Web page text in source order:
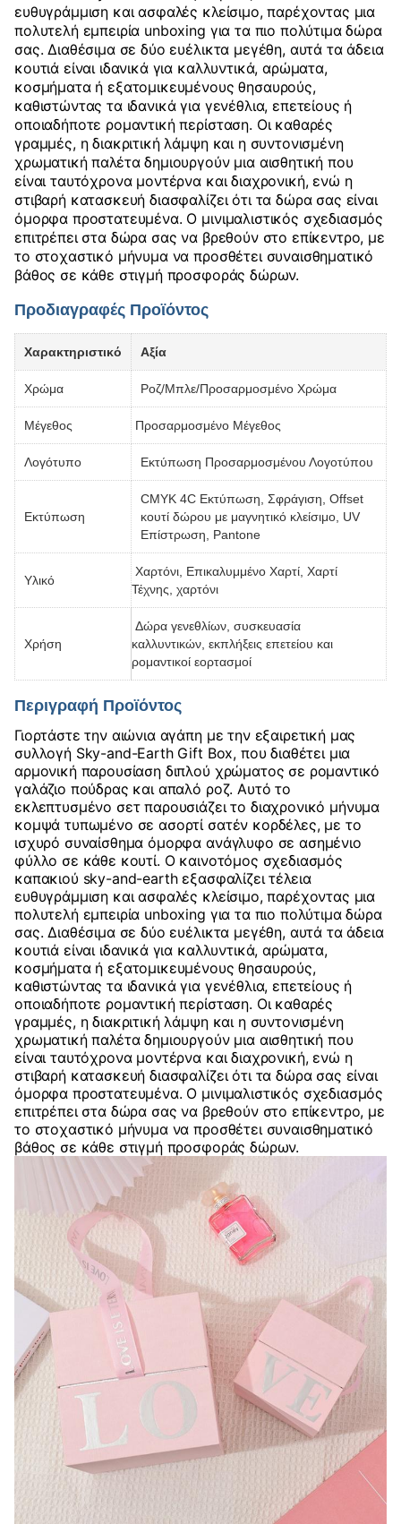
ευθυγράμμιση και ασφαλές κλείσιμο, παρέχοντας μια
πολυτελή εμπειρία unboxing για τα πιο πολύτιμα δώρα
σας. Διαθέσιμα σε δύο ευέλικτα μεγέθη, αυτά τα άδεια
κουτιά είναι ιδανικά για καλλυντικά, αρώματα,
κοσμήματα ή εξατομικευμένους θησαυρούς,
καθιστώντας τα ιδανικά για γενέθλια, επετείους ή
οποιαδήποτε ρομαντική περίσταση. Οι καθαρές
γραμμές, η διακριτική λάμψη και η συντονισμένη
χρωματική παλέτα δημιουργούν μια αισθητική που
είναι ταυτόχρονα μοντέρνα και διαχρονική, ενώ η
στιβαρή κατασκευή διασφαλίζει ότι τα δώρα σας είναι
όμορφα προστατευμένα. Ο μινιμαλιστικός σχεδιασμός
επιτρέπει στα δώρα σας να βρεθούν στο επίκεντρο, με
το στοχαστικό μήνυμα να προσθέτει συναισθηματικό
βάθος σε κάθε στιγμή προσφοράς δώρων.
Προδιαγραφές Προϊόντος
Χαρακτηριστικό Αξία
Χρώμα Ροζ/Μπλε/Προσαρμοσμένο Χρώμα
Μέγεθος Προσαρμοσμένο Μέγεθος
Λογότυπο Εκτύπωση Προσαρμοσμένου Λογοτύπου
Εκτύπωση
CMYK 4C Εκτύπωση, Σφράγιση, Offset
κουτί δώρου με μαγνητικό κλείσιμο, UV
Επίστρωση, Pantone
Υλικό
Χαρτόνι, Επικαλυμμένο Χαρτί, Χαρτί
Τέχνης, χαρτόνι
Χρήση
Δώρα γενεθλίων, συσκευασία
καλλυντικών, εκπλήξεις επετείου και
ρομαντικοί εορτασμοί
Περιγραφή Προϊόντος
Γιορτάστε την αιώνια αγάπη με την εξαιρετική μας
συλλογή Sky-and-Earth Gift Box, που διαθέτει μια
αρμονική παρουσίαση διπλού χρώματος σε ρομαντικό
γαλάζιο πούδρας και απαλό ροζ. Αυτό το
εκλεπτυσμένο σετ παρουσιάζει το διαχρονικό μήνυμα
κομψά τυπωμένο σε ασορτί σατέν κορδέλες, με το
ισχυρό συναίσθημα όμορφα ανάγλυφο σε ασημένιο
φύλλο σε κάθε κουτί. Ο καινοτόμος σχεδιασμός
καπακιού sky-and-earth εξασφαλίζει τέλεια
ευθυγράμμιση και ασφαλές κλείσιμο, παρέχοντας μια
πολυτελή εμπειρία unboxing για τα πιο πολύτιμα δώρα
σας. Διαθέσιμα σε δύο ευέλικτα μεγέθη, αυτά τα άδεια
κουτιά είναι ιδανικά για καλλυντικά, αρώματα,
κοσμήματα ή εξατομικευμένους θησαυρούς,
καθιστώντας τα ιδανικά για γενέθλια, επετείους ή
οποιαδήποτε ρομαντική περίσταση. Οι καθαρές
γραμμές, η διακριτική λάμψη και η συντονισμένη
χρωματική παλέτα δημιουργούν μια αισθητική που
είναι ταυτόχρονα μοντέρνα και διαχρονική, ενώ η
στιβαρή κατασκευή διασφαλίζει ότι τα δώρα σας είναι
όμορφα προστατευμένα. Ο μινιμαλιστικός σχεδιασμός
επιτρέπει στα δώρα σας να βρεθούν στο επίκεντρο, με
το στοχαστικό μήνυμα να προσθέτει συναισθηματικό
βάθος σε κάθε στιγμή προσφοράς δώρων.